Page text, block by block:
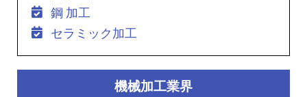
鋼 加工
セラミック加工
機械加工業界